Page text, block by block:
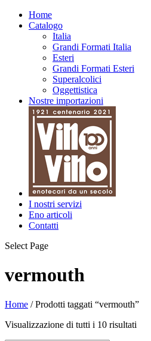
Home
Catalogo
Italia
Grandi Formati Italia
Esteri
Grandi Formati Esteri
Superalcolici
Oggettistica
Nostre importazioni
I nostri servizi
Eno articoli
Contatti
Select Page
vermouth
Home / Prodotti taggati “vermouth”
Visualizzazione di tutti i 10 risultati